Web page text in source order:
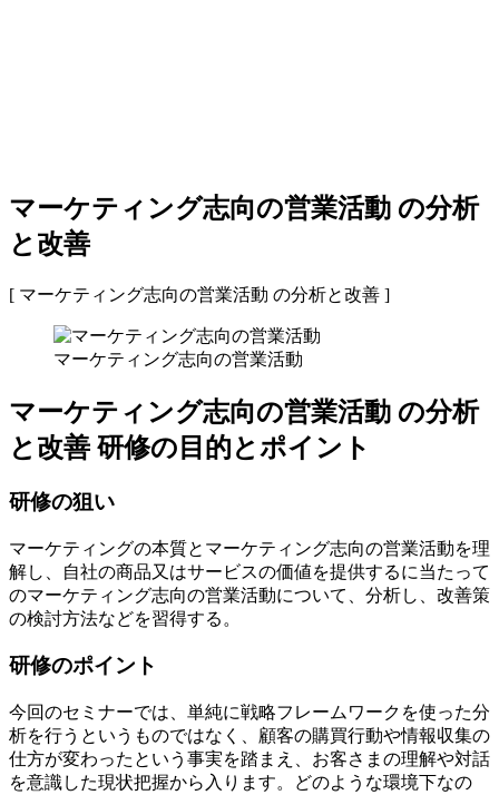
マーケティング志向の営業活動 の分析
と改善
[ マーケティング志向の営業活動 の分析と改善 ]
マーケティング志向の営業活動
マーケティング志向の営業活動 の分析
と改善 研修の目的とポイント
研修の狙い
マーケティングの本質とマーケティング志向の営業活動を理
解し、自社の商品又はサービスの価値を提供するに当たって
のマーケティング志向の営業活動について、分析し、改善策
の検討方法などを習得する。
研修のポイント
今回のセミナーでは、単純に戦略フレームワークを使った分
析を行うというものではなく、顧客の購買行動や情報収集の
仕方が変わったという事実を踏まえ、お客さまの理解や対話
を意識した現状把握から入ります。どのような環境下なの